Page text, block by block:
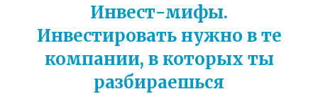
Инвест-мифы.
Инвестировать нужно в те
компании, в которых ты
разбираешься